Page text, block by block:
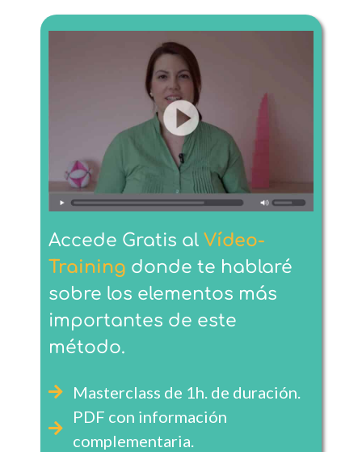
Accede Gratis al Vídeo-
Training donde te hablaré
sobre los elementos más
importantes de este
método.
Masterclass de 1h. de duración.
PDF con información
complementaria.